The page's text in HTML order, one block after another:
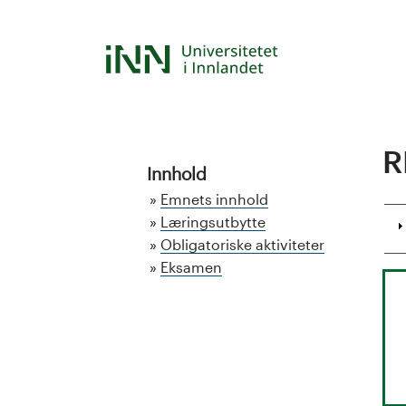
S
Innhold
Emnets innhold
Læringsutbytte
Obligatoriske aktiviteter
Eksamen